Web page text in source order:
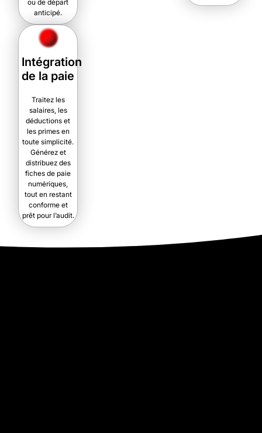
ou de départ
anticipé.
Intégration
de la paie
Traitez les
salaires, les
déductions et
les primes en
toute simplicité.
Générez et
distribuez des
fiches de paie
numériques,
tout en restant
conforme et
prêt pour l’audit.